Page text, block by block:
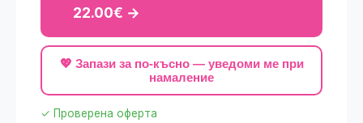
22.00€ →
💖 Запази за по-късно — уведоми ме при
намаление
✓ Проверена оферта